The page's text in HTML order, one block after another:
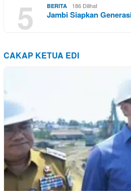
5 BERITA 186 Dilihat
Jambi Siapkan
CAKAP KETUA EDI